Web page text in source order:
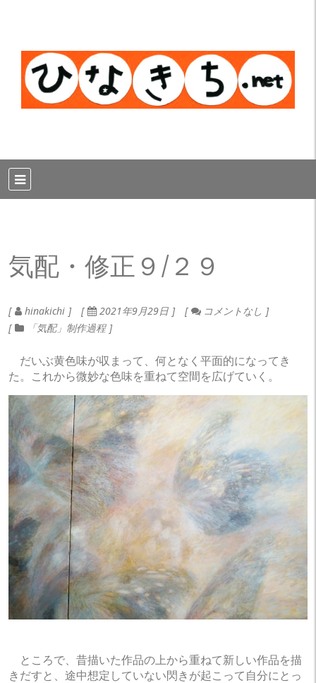
気配・修正９/２９
hinakichi 2021年9月29日
コメントなし
「気配」制作過程
だいぶ黄色味が収まって、何となく平面的になってき
た。これから微妙な色味を重ねて空間を広げていく。
ところで、昔描いた作品の上から重ねて新しい作品を描
きだすと、途中想定していない閃きが起こって自分にとっ